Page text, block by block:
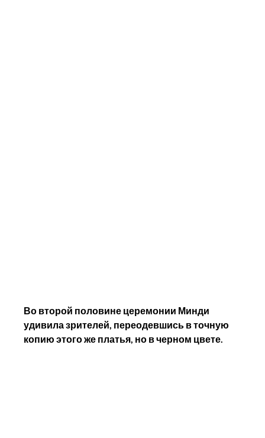
Во второй половине церемонии Минди
удивила зрителей, переодевшись в точную
копию этого же платья, но в черном цвете.